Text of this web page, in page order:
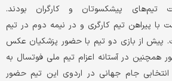
تیم‌های پیشکسوتان و کارگران بودند.
پیراهن تیم کارگری و در نیمه دوم در تیم
پیش از بازی دو تیم با حضور پزشکیان عکس
همچنین در آستانه اعزام تیم ملی فوتسال به
انتخابی جام جهانی در اردوی این تیم حضور